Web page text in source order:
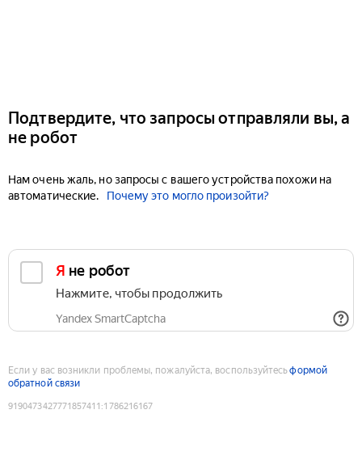
Подтвердите, что запросы отправляли вы, а
не робот
Нам очень жаль, но запросы с вашего устройства похожи на
автоматические.
Почему это могло произойти?
Я не робот
Нажмите, чтобы продолжить
Yandex SmartCaptcha
Если у вас возникли проблемы, пожалуйста, воспользуйтесьформой
обратной связи
9190473427771857411 :1786216167